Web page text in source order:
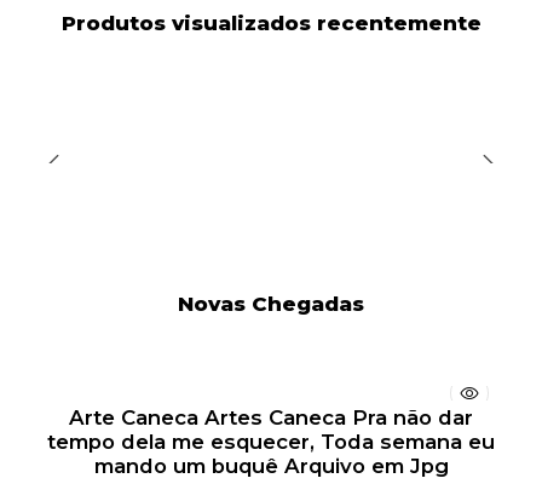
Produtos visualizados recentemente
Novas Chegadas
Arte Caneca Artes Caneca Pra não dar
tempo dela me esquecer, Toda semana eu
mando um buquê Arquivo em Jpg